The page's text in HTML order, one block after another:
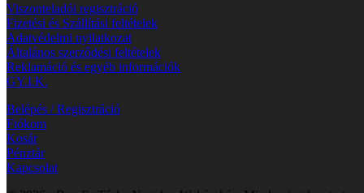
Viszonteladói regisztráció
Fizetési és Szállítási feltételek
Adatvédelmi nyilatkozat
Általános szerződési feltételek
Reklamáció és egyéb információk
GY.I.K.
Belépés / Regisztráció
Fiókom
Kosár
Pénztár
Kapcsolat